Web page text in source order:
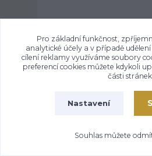
2
skladem 1 ks
Pro základní funkčnost,
analytické účely a v případě
cílení reklamy využíváme soubory
preferencí cookies můžete kdykoli
části stránek.
Nastavení
Souhlas můžete